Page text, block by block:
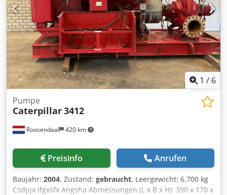
1 / 6
Roosendaal 420 km
Pumpe
Caterpillar3412
Preisinfo Anrufen
Baujahr: 2004, Zustand: gebraucht, Leergewicht: 6.700 kg
Csdpjx Ifgxsfx Angsha Abmessungen (L x B x H): 390 x 170 x